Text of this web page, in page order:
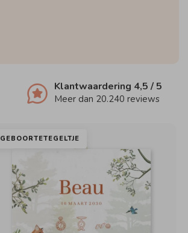
Klantwaardering 4,5 / 5
Meer dan 20.240 reviews
GEBOORTETEGELTJE